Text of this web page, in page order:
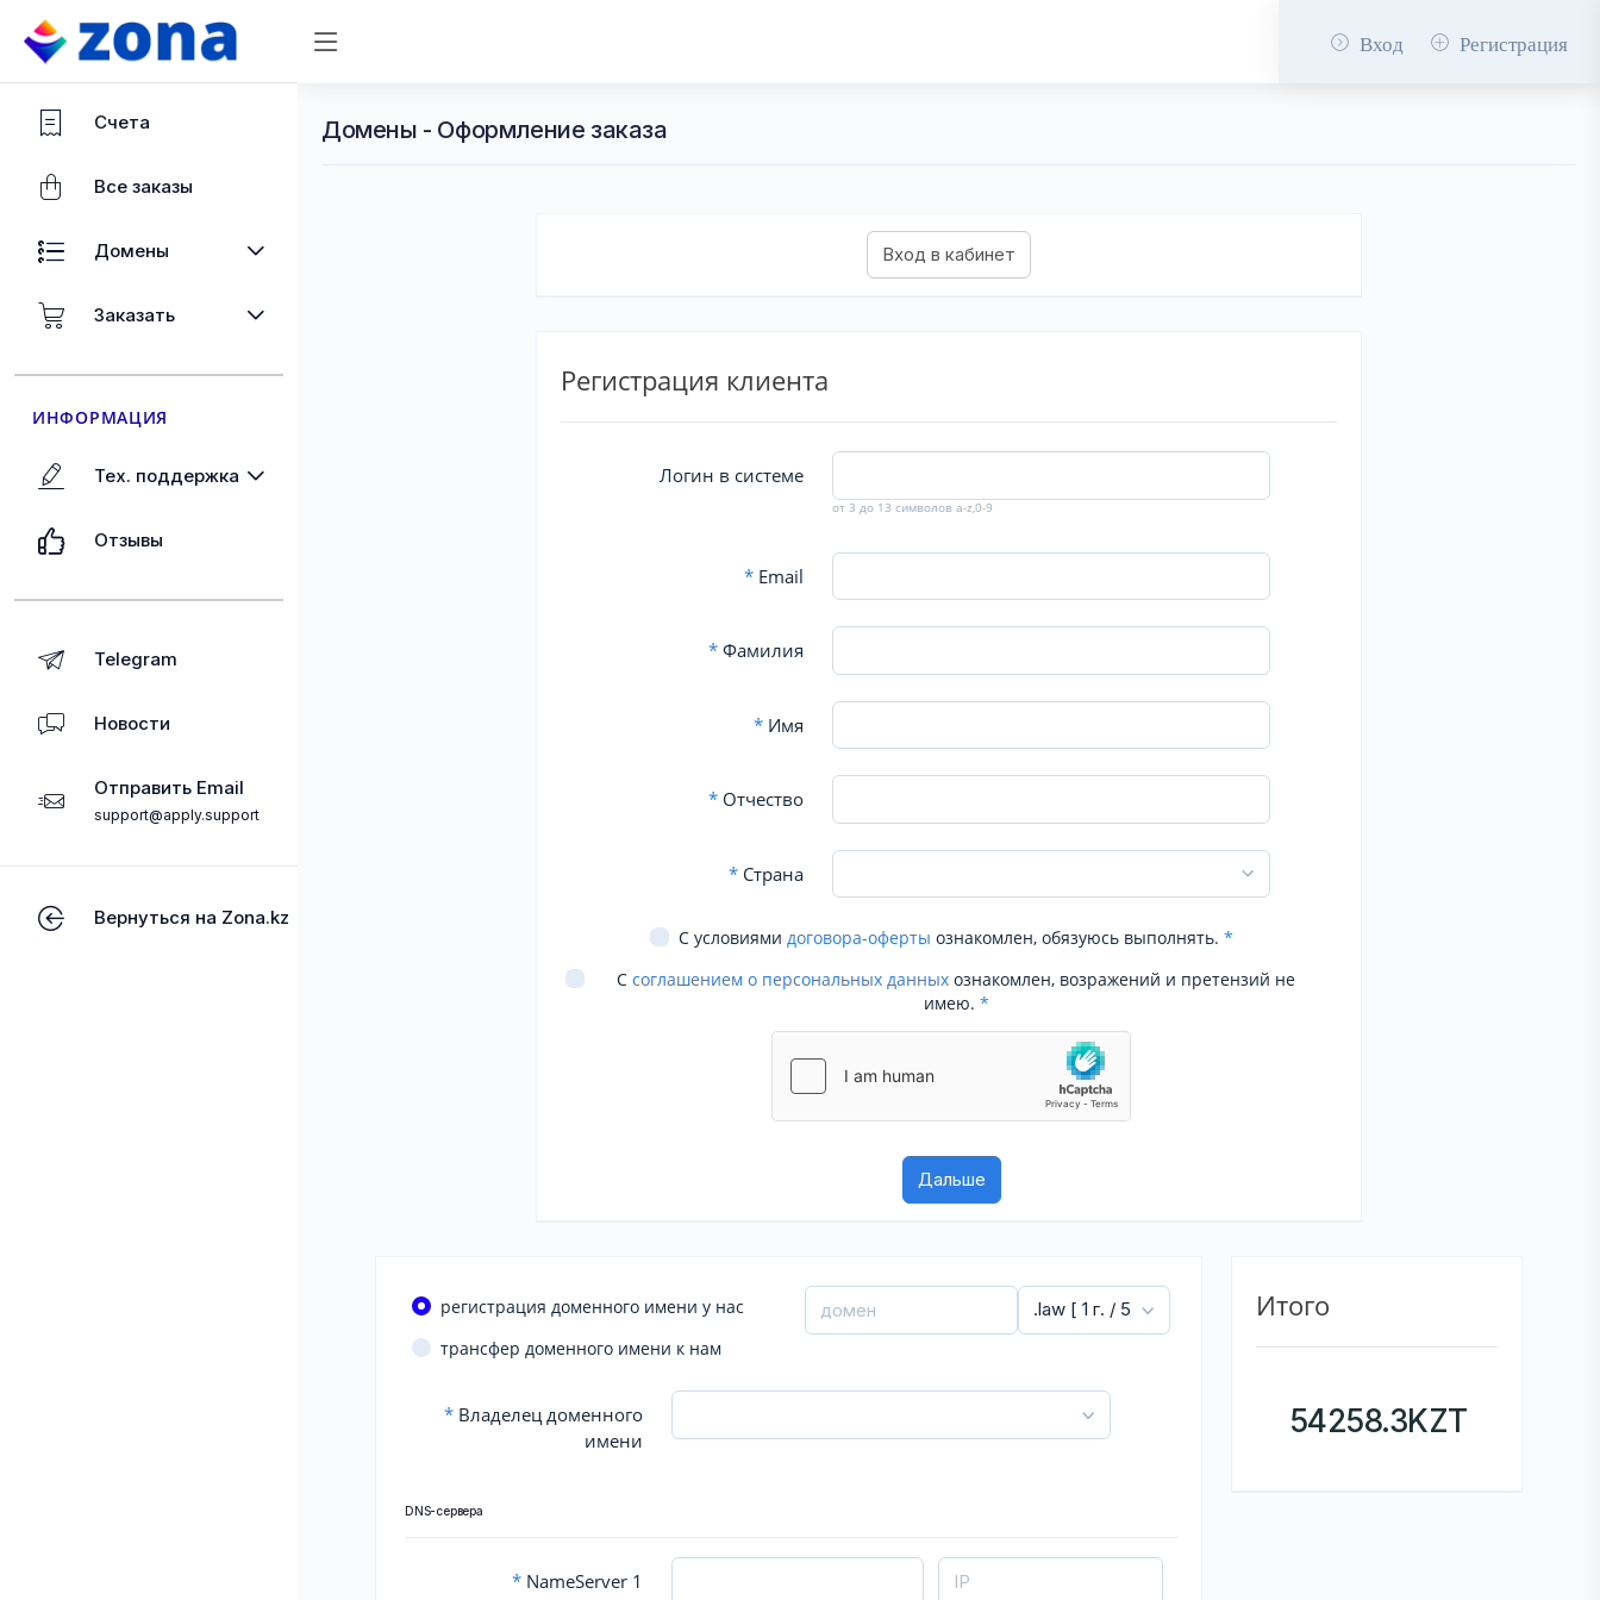
Вход Регистрация
Счета
Все заказы
Домены
Заказать
ИНФОРМАЦИЯ
Тех. поддержка
Отзывы
Telegram
Новости
Отправить Email
support@apply.support
Вернуться на Zona.kz
Домены - Оформление заказа
Регистрация клиента
Логин в системе
от 3 до 13 символов a-z,0-9
*Email
*Фамилия
*Имя
*Отчество
*Страна
С условиями договора-оферты ознакомлен, обязуюсь выполнять. *
С соглашением о персональных данных ознакомлен, возражений и претензий не
имею. *
регистрация доменного имени у нас
трансфер доменного имени к нам
* Владелец доменного
имени
DNS-сервера
* NameServer 1
Итого
54258.3KZT